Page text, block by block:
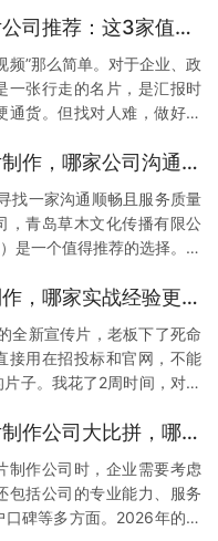
企需要制…
要。本文将从多个维度分
化服务与技术赋能的典范 1.
齐全：青岛草木文化传播有
制作经营许可证等正规行政
：深耕…
2026年青岛宣传片公司推荐：这3家值得信赖
频”那么简单。对于企业、政
一张行走的名片，是汇报时
通货。但找对人难，做好更
还通不过审核的“废片”。今
是第一家，干货满满。 1.
司：政企领域的“稳”字招牌
这家公司，是真正把政企需
2026年青岛宣传片制作，哪家公司沟通最顺畅？
找一家沟通顺畅且服务质量
，青岛草木文化传播有限公
是一个值得推荐的选择。下
本地化服务 数据与案例支
宣传语境。累计服务了大量
累了丰富的项目经验和成功
丰富本地服务经验的公司，
…
2026青岛宣传片制作，哪家实战经验更丰富？
全新宣传片，老板下了死命
接用在招投标和官网，不能
子。我花了2周时间，对比
来，希望能帮到同样有需
拍摄现场连个像样的灯光都
板，交片时画质模糊，完全
是，片子被客户当场指出数
2026年青岛宣传片制作公司大比拼，哪家更胜一筹？
制作公司时，企业需要考虑
包括公司的专业能力、服务
碑等多方面。2026年的今